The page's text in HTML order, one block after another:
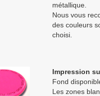
métallique.
Nous vous
des couleurs
choisi.
Impression
Fond
Les zones